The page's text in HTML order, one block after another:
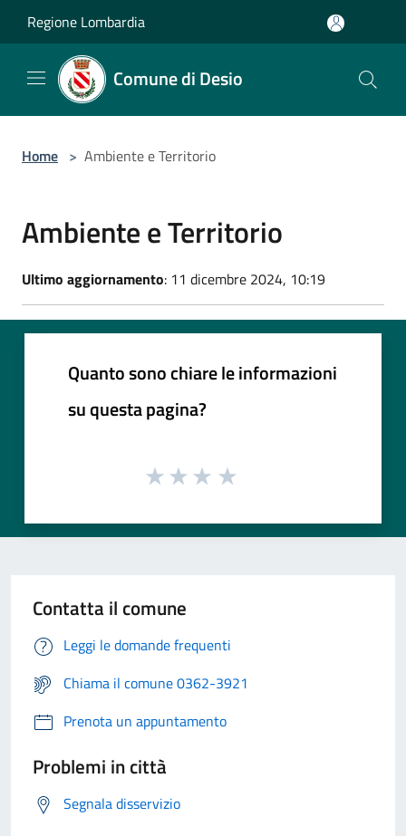
Regione Lombardia
Comune di Desio
Home > Ambiente e Territorio
Ambiente e Territorio
Ultimo aggiornamento: 11 dicembre 2024, 10:19
Quanto sono chiare le informazioni
su questa pagina?
Contatta il comune
Leggi le domande frequenti
Chiama il comune 0362-3921
Prenota un appuntamento
Problemi in città
Segnala disservizio